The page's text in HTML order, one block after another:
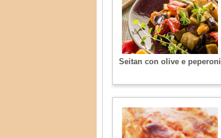
Seitan con olive e peperoni